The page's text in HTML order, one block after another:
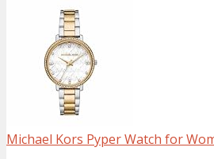
Michael Kors Pyper Watch for